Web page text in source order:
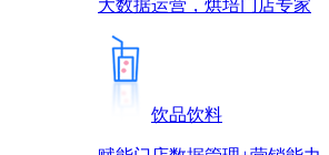
大数据运营，烘培门店专家
饮品饮料